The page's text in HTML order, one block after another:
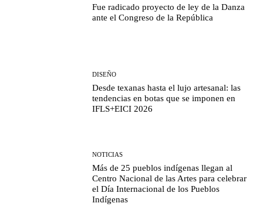
Fue radicado proyecto de ley de la Danza
ante el Congreso de la República
DISEÑO
Desde texanas hasta el lujo artesanal: las
tendencias en botas que se imponen en
IFLS+EICI 2026
NOTICIAS
Más de 25 pueblos indígenas llegan al
Centro Nacional de las Artes para celebrar
el Día Internacional de los Pueblos
Indígenas